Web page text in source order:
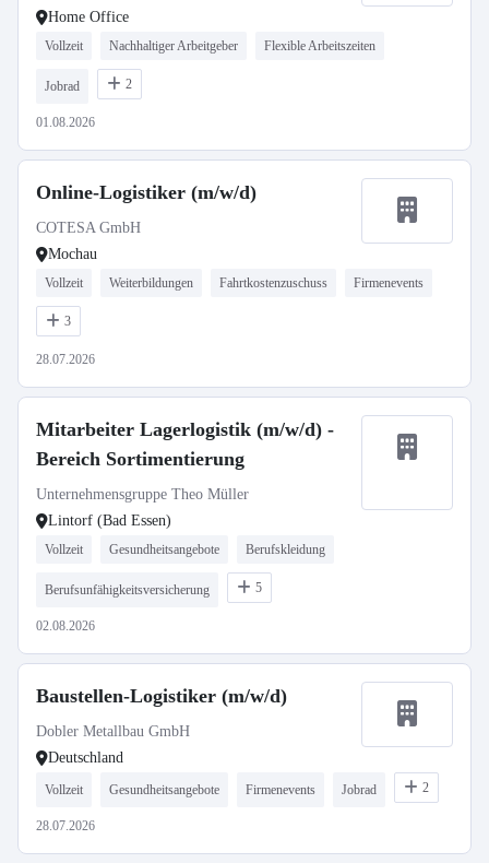
Home Office
Vollzeit Nachhaltiger Arbeitgeber Flexible Arbeitszeiten
Jobrad 2
01.08.2026
Online-Logistiker (m/w/d)
COTESA GmbH
Mochau
Vollzeit Weiterbildungen Fahrtkostenzuschuss Firmenevents
3
28.07.2026
Mitarbeiter Lagerlogistik (m/w/d) -
Bereich Sortimentierung
Unternehmensgruppe Theo Müller
Lintorf (Bad Essen)
Vollzeit Gesundheitsangebote Berufskleidung
Berufsunfähigkeitsversicherung 5
02.08.2026
Baustellen-Logistiker (m/w/d)
Dobler Metallbau GmbH
Deutschland
Vollzeit Gesundheitsangebote Firmenevents Jobrad 2
28.07.2026